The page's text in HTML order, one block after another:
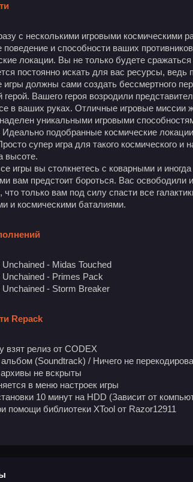
с несколькими игровыми космическими
поведение и способности ваших
локации. Вы не только будете
постоянно искать для вас ресурсы, ведь
игры должны сами создать бессмертного
Вашего героя возродили
в ваших руках. Отличные игровые миссии
уникальными игровыми
Идеально подобранные космические
супер игра для такого космического и
высоте.
игры вы столкнетесь с коварными и
вам предстоит бороться. Вас освободили
что только вам под силу спасти все
и космическими баталиями.
- Midas Touched
Unchained - Primes Pack
Unchained - Storm Breaker
Repack
взят релиз от CODEX
(Soundtrack) / Ничего не
не вскрыты
в меню настроек игры
10 минут на HDD (Зависит от
помощи библиотеки XTool от Razor12911